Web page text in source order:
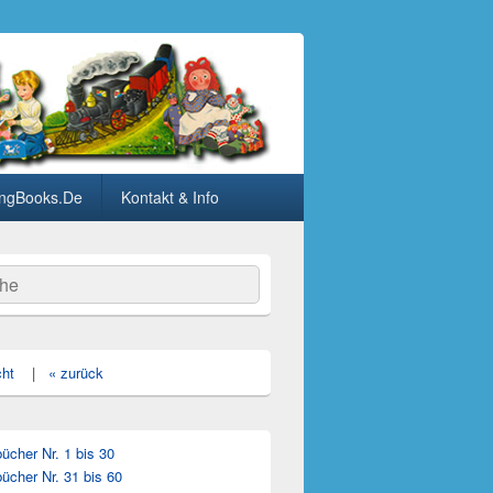
Kontakt & Info
| « zurück
Nr. 1 bis 30
Nr. 31 bis 60